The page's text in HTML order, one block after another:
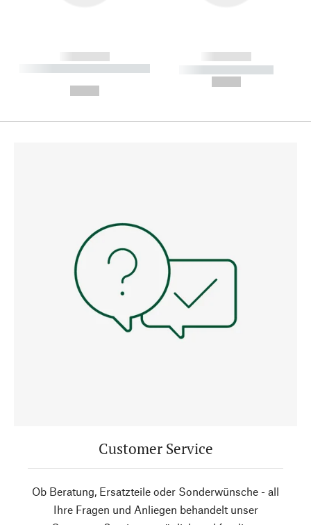
------------
----------- ----------- --------
------------
----------- -----------
Customer Service
Ob Beratung, Ersatzteile oder Sonderwünsche - all
Ihre Fragen und Anliegen behandelt unser